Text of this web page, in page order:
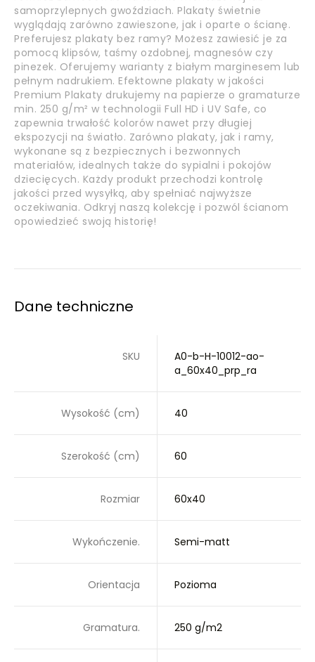
samoprzylepnych gwoździach. Plakaty świetnie
wyglądają zarówno zawieszone, jak i oparte o ścianę.
Preferujesz plakaty bez ramy? Możesz zawiesić je za
pomocą klipsów, taśmy ozdobnej, magnesów czy
pinezek. Oferujemy warianty z białym marginesem lub
pełnym nadrukiem. Efektowne plakaty w jakości
Premium Plakaty drukujemy na papierze o gramaturze
min. 250 g/m² w technologii Full HD i UV Safe, co
zapewnia trwałość kolorów nawet przy długiej
ekspozycji na światło. Zarówno plakaty, jak i ramy,
wykonane są z bezpiecznych i bezwonnych
materiałów, idealnych także do sypialni i pokojów
dziecięcych. Każdy produkt przechodzi kontrolę
jakości przed wysyłką, aby spełniać najwyższe
oczekiwania. Odkryj naszą kolekcję i pozwól ścianom
opowiedzieć swoją historię!
Dane techniczne
SKU
A0-b-H-10012-ao-
a_60x40_prp_ra
Wysokość (cm) 40
Szerokość (cm) 60
Rozmiar 60x40
Wykończenie. Semi-matt
Orientacja Pozioma
Gramatura. 250 g/m2